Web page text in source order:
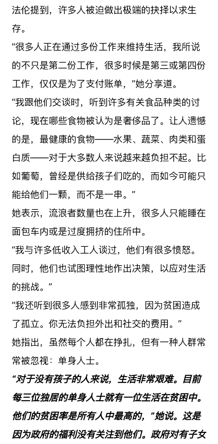
法伦提到，许多人被迫做出极端的抉择以求生
存。
“很多人正在通过多份工作来维持生活，我所说
的不只是第二份工作，很多时候是第三或第四份
工作，仅仅是为了支付账单，”她分享道。
“我跟他们交谈时，听到许多有关食品种类的讨
论，现在哪些食物被认为是奢侈品了。让人遗憾
的是，最健康的食物——水果、蔬菜、肉类和蛋
白质——对于大多数人来说越来越负担不起。比
如葡萄，曾经是供给孩子们吃的，而如今可能只
能给他们一颗，而不是一串。”
她表示，流浪者数量也在上升，很多人只能睡在
面包车内或是过度拥挤的住所中。
“我与许多低收入工人谈过，他们有很多愤怒。
同时，他们也试图理性地作出决策，以应对生活
的挑战。”
“我还听到很多人感到非常孤独，因为贫困造成
了孤立。你无法负担外出和社交的费用。”
她指出，虽然每个人都在挣扎，但有一种人群常
常被忽视：单身人士。
“对于没有孩子的人来说，生活非常艰难。目前
每三位独居的单身人士就有一位生活在贫困中。
他们的贫困率是所有人中最高的，”她说。这是
因为政府的福利没有关注到他们。政府对有子女